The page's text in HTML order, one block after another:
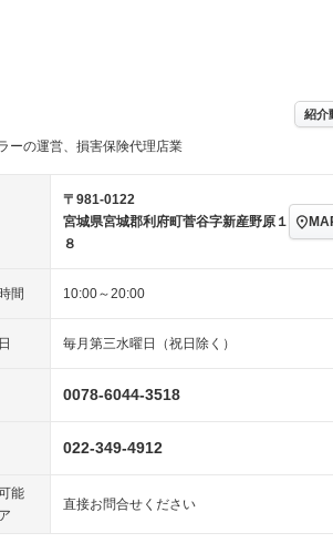
センターデ
装備略号
キーレス
－ ポータブルナビ
3列シート － ベンチシート
全周囲カメラ －
紹介
ーの運営、損害保険代理店業
〒981-0122
宮城県宮城郡利府町菅谷字新産野原１
８
間 10:00～20:00
毎月第三水曜日（祝日除く）
0078-6044-3518
022-349-4912
能
直接お問合せください